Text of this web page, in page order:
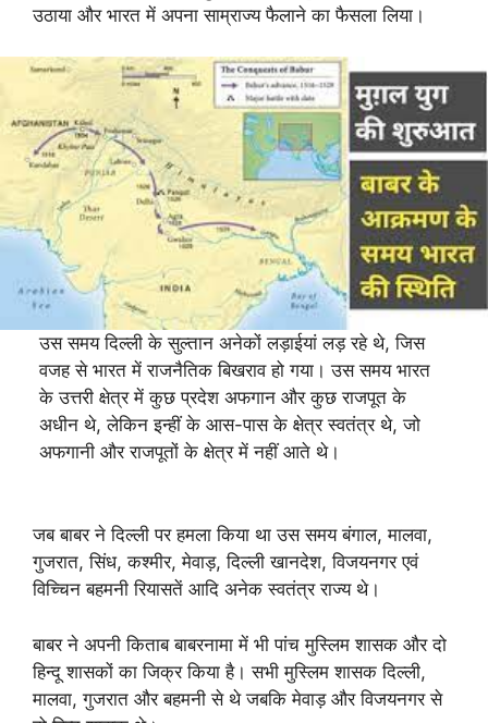
उठाया और भारत में अपना साम्राज्य फैलाने का फैसला लिया।
उस समय दिल्ली के सुल्तान अनेकों लड़ाईयां लड़ रहे थे, जिस
वजह से भारत में राजनैतिक बिखराव हो गया। उस समय भारत
के उत्तरी क्षेत्र में कुछ प्रदेश अफगान और कुछ राजपूत के
अधीन थे, लेकिन इन्हीं के आस-पास के क्षेत्र स्वतंत्र थे, जो
अफगानी और राजपूतों के क्षेत्र में नहीं आते थे।
जब बाबर ने दिल्ली पर हमला किया था उस समय बंगाल, मालवा,
गुजरात, सिंध, कश्मीर, मेवाड़, दिल्ली खानदेश, विजयनगर एवं
विच्चिन बहमनी रियासतें आदि अनेक स्वतंत्र राज्य थे।
बाबर ने अपनी किताब बाबरनामा में भी पांच मुस्लिम शासक और दो
हिन्दू शासकों का जिक्र किया है। सभी मुस्लिम शासक दिल्ली,
मालवा, गुजरात और बहमनी से थे जबकि मेवाड़ और विजयनगर से